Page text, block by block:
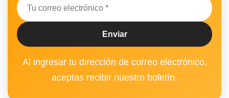
Al ingresar tu dirección de correo electrónico,
aceptas recibir nuestro boletín.